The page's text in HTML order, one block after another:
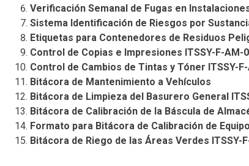
Verificación Semanal de Fugas en
Sistema Identificación de Riesgos por
Etiquetas para Contenedores de Residuos
Control de Copias e Impresiones ITSSY-F-AM-
Control de Cambios de Tintas y Tóner ITSSY-
Bitácora de Mantenimiento a Vehículos
Bitácora de Limpieza del Basurero General
Bitácora de Calibración de la Báscula de
Formato para Bitácora de Calibración de
Bitácora de Riego de las Áreas Verdes ITSSY-